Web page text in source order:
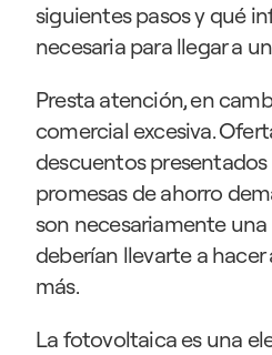
siguientes pasos y qué
necesaria para llegar a
Presta atención, en
comercial excesiva.
descuentos
promesas de ahorro
son necesariamente una
deberían llevarte a
más.
La fotovoltaica es una